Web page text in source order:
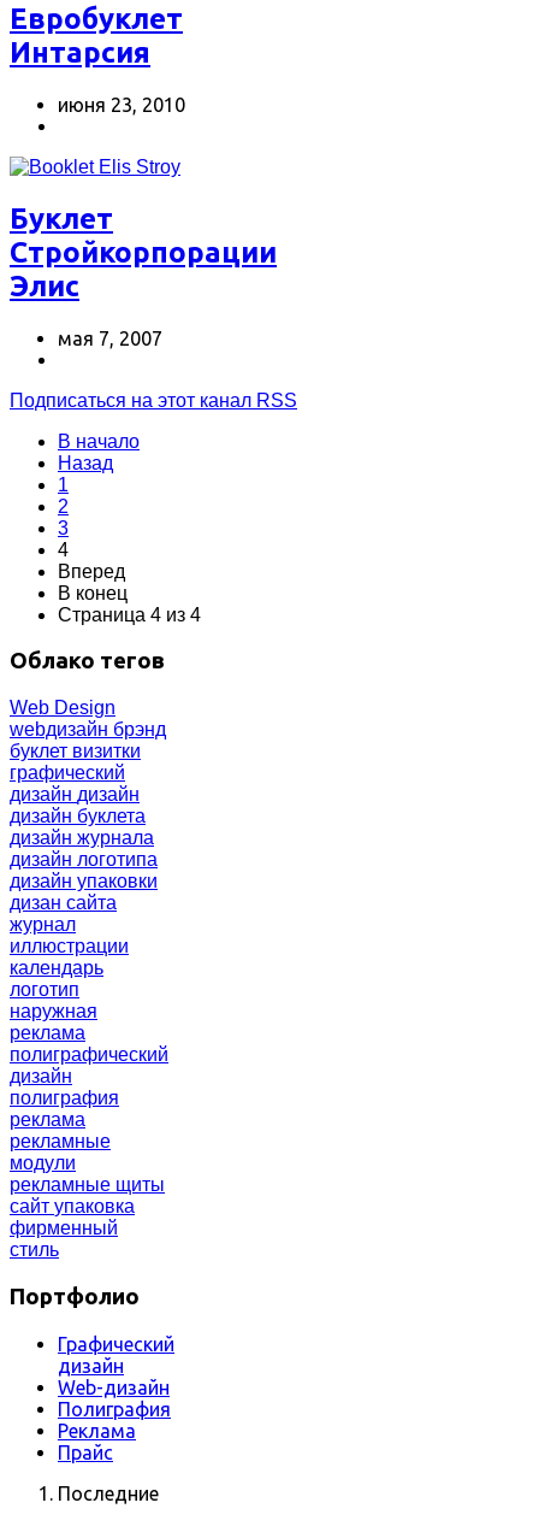
Евробуклет
Интарсия
июня 23, 2010
Буклет
Cтройкорпорации
Элис
мая 7, 2007
Подписаться на этот канал RSS
В начало
Назад
1
2
3
4
Вперед
В конец
Страница 4 из 4
Облако тегов
Web Design
webдизайн брэнд
буклет визитки
графический
дизайн дизайн
дизайн буклета
дизайн журнала
дизайн логотипа
дизайн упаковки
дизан сайта
журнал
иллюстрации
календарь
логотип
наружная
реклама
полиграфический
дизайн
полиграфия
реклама
рекламные
модули
рекламные щиты
сайт упаковка
фирменный
стиль
Портфолио
Графический
дизайн
Web-дизайн
Полиграфия
Реклама
Прайс
Последние